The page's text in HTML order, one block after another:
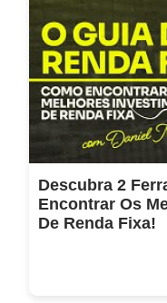
Descubra 2
Encontrar Os
De Renda Fixa!